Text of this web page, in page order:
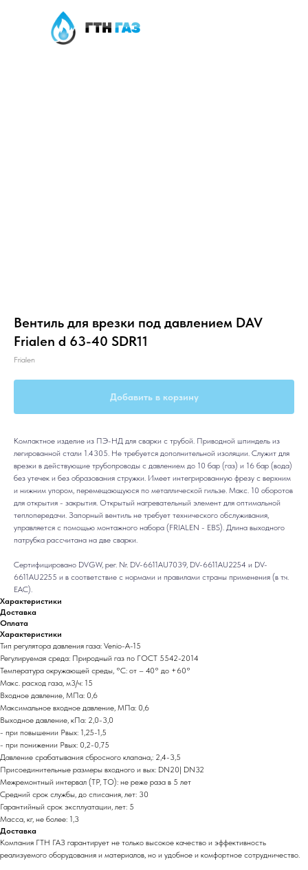
Вентиль для врезки под давлением DAV
Frialen d 63-40 SDR11
Frialen
Добавить в корзину
Компактное изделие из ПЭ-НД для сварки с трубой. Приводной шпиндель из
легированной стали 1.4305. Не требуется дополнительной изоляции. Служит для
врезки в действующие трубопроводы с давлением до 10 бар (газ) и 16 бар (вода)
без утечек и без образования стружки. Имеет интегрированную фрезу с верхним
и нижним упором, перемещающуюся по металлической гильзе. Макс. 10 оборотов
для открытия - закрытия. Открытый нагревательный элемент для оптимальной
теплопередачи. Запорный вентиль не требует технического обслуживания,
управляется с помощью монтажного набора (FRIALEN - EBS). Длина выходного
патрубка рассчитана на две сварки.
Сертифицировано DVGW, рег. Nr. DV-6611AU7039, DV-6611AU2254 и DV-
6611AU2255 и в соответствие с нормами и правилами страны применения (в т.ч.
ЕАС).
Характеристики
Доставка
Оплата
Характеристики
Тип регулятора давления газа: Venio-A-15
Регулируемая среда: Природный газ по ГОСТ 5542-2014
Температура окружающей среды, °C: от – 40° до +60°
Макс. расход газа, м3/ч: 15
Входное давление, МПа: 0,6
Максимальное входное давление, МПа: 0,6
Выходное давление, кПа: 2,0-3,0
- при повышении Рвых: 1,25-1,5
- при понижении Рвых: 0,2-0,75
Давление срабатывания сбросного клапана,: 2,4-3,5
Присоединительные размеры входного и вых: DN20| DN32
Межремонтный интервал (ТР, ТО): не реже раза в 5 лет
Средний срок службы, до списания, лет: 30
Гарантийный срок эксплуатации, лет: 5
Масса, кг, не более: 1,3
Доставка
Компания ГТН ГАЗ гарантирует не только высокое качество и эффективность
реализуемого оборудования и материалов, но и удобное и комфортное сотрудничество.